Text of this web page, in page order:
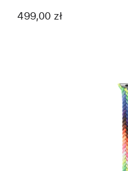
499,00 zł